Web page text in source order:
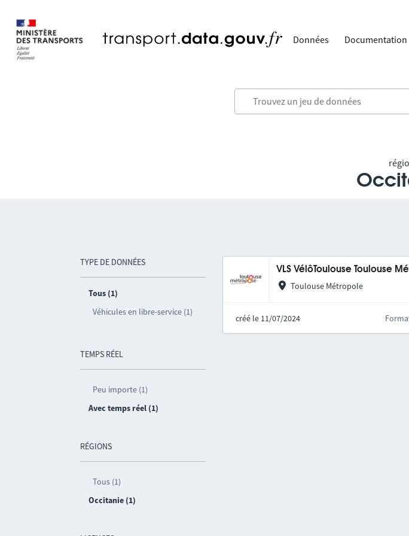
Données Documentation
TYPE DE DONNÉES
Tous (1)
Véhicules en libre-service (1)
TEMPS RÉEL
Peu importe (1)
Avec temps réel (1)
RÉGIONS
Tous (1)
Occitanie (1)
VLS VélôToulouse Toulouse
Toulouse Métropole
créé le 11/07/2024